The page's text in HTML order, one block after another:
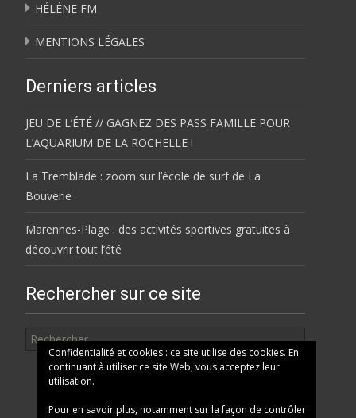
HÉLÈNE FM
MENTIONS LÉGALES
Derniers articles
JEU DE L’ÉTÉ // GAGNEZ DES PASS FAMILLE POUR
L’AQUARIUM DE LA ROCHELLE !
La Tremblade : zoom sur l’école de surf de La
Bouverie
Marennes-Plage : des activités sportives gratuites à
découvrir tout l’été
Rechercher sur ce site
Confidentialité et cookies : ce site utilise des cookies. En
continuant à utiliser ce site Web, vous acceptez leur
utilisation.
Pour en savoir plus, notamment sur la façon de contrôler